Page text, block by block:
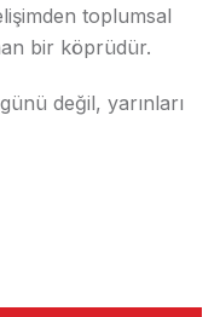
toplumsal
bir köprüdür.
değil, yarınları